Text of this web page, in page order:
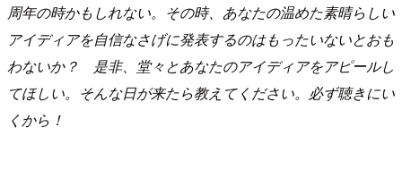
周年の時かもしれない。その時、あなたの温めた素晴らしい
アイディアを自信なさげに発表するのはもったいないとおも
わないか？ 是非、堂々とあなたのアイディアをアピールし
てほしい。そんな日が来たら教えてください。必ず聴きにい
くから！